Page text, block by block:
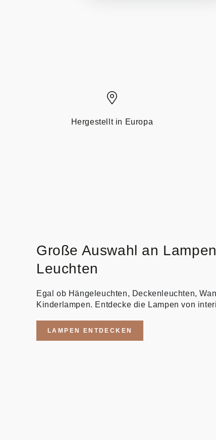
Hergestellt in Europa
Große Auswahl an
Leuchten
Egal ob Hängeleuchten, Deckenleuchten,
Kinderlampen. Entdecke die Lampen von
LAMPEN ENTDECKEN